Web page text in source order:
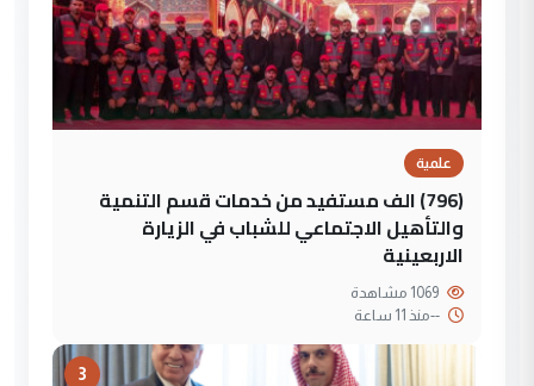
علمية
(796) الف مستفيد من خدمات قسم التنمية
والتأهيل الاجتماعي للشباب في الزيارة
الاربعينية
--منذ 11 ساعة
3